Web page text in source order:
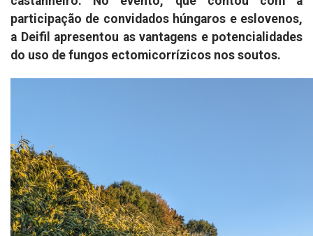
participação de convidados húngaros e eslovenos,
a Deifil apresentou as vantagens e potencialidades
do uso de fungos ectomicorrízicos nos soutos.